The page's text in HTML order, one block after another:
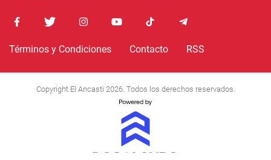
Términos y Condiciones Contacto RSS
Copyright El Ancasti 2026. Todos los derechos reservados.